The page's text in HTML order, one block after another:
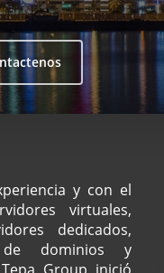
y con el
virtuales,
dedicados,
de dominios y